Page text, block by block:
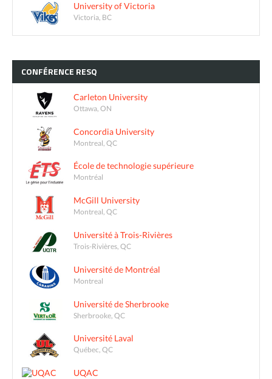
University of Victoria
Victoria, BC
CONFÉRENCE RESQ
Carleton University
Ottawa, ON
Concordia University
Montreal, QC
École de technologie supérieure
Montréal
McGill University
Montreal, QC
Université à Trois-Rivières
Trois-Rivières, QC
Université de Montréal
Montreal
Université de Sherbrooke
Sherbrooke, QC
Université Laval
Québec, QC
UQAC